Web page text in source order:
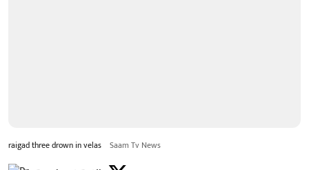
raigad three drown in velas Saam Tv News